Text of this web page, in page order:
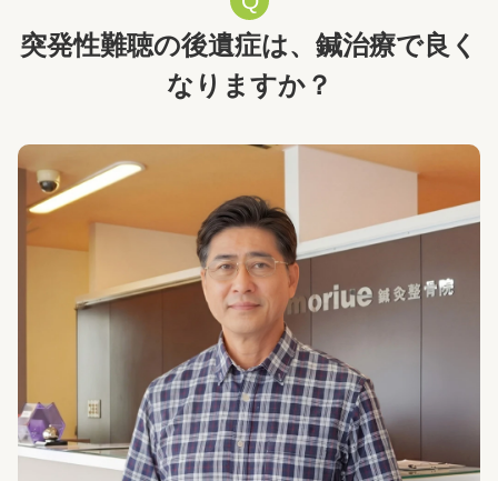
突発性難聴の後遺症は、鍼治療で良く
なりますか？